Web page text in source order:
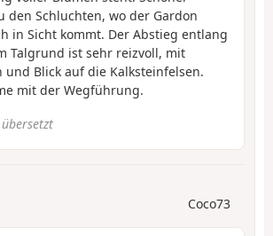
den Schluchten, wo der Gardon
in Sicht kommt. Der Abstieg entlang
Talgrund ist sehr reizvoll, mit
und Blick auf die Kalksteinfelsen.
mit der Wegführung.
Coco73